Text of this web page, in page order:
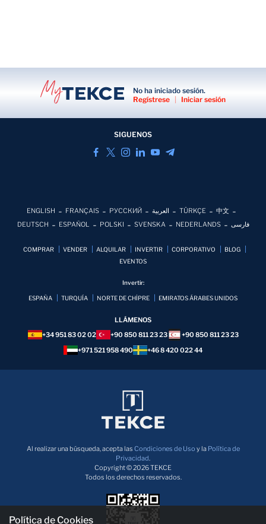
No ha iniciado sesión.
Regístrese
Iniciar sesión
SIGUENOS
ENGLISH FRANÇAIS РУССКИЙ العربية TÜRKÇE
中文
DEUTSCH
ESPAÑOL POLSKI SVENSKA NEDERLANDS فارسی
COMPRAR VENDER ALQUILAR INVERTIR CORPORATIVO
BLOG
EVENTOS
Invertir:
ESPAÑA TURQUÍA NORTE DE CHİPRE EMIRATOS ÁRABES UNIDOS
LLÁMENOS
+34 951 83 02 02
+90 850 811 23 23
+90 850 811 23 23
+971 521 958 490
+46 8 420 022 44
Al realizar una búsqueda, acepta las Condiciones de Uso y la Política de
Privacidad.
Copyright © 2026 TEKCE
Todos los derechos reservados.
Política de Cookies